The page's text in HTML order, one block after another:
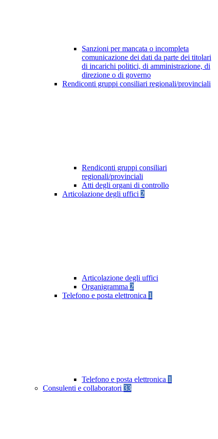
Sanzioni per mancata o incompleta
comunicazione dei dati da parte dei titolari
di incarichi politici, di amministrazione, di
direzione o di governo
Rendiconti gruppi consiliari regionali/provinciali
Rendiconti gruppi consiliari
regionali/provinciali
Atti degli organi di controllo
Articolazione degli uffici 2
Articolazione degli uffici
Organigramma 2
Telefono e posta elettronica 1
Telefono e posta elettronica 1
Consulenti e collaboratori 33